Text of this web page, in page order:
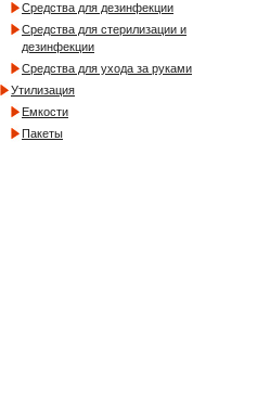
Средства для дезинфекции
Средства для стерилизации и
дезинфекции
Средства для ухода за руками
Утилизация
Емкости
Пакеты